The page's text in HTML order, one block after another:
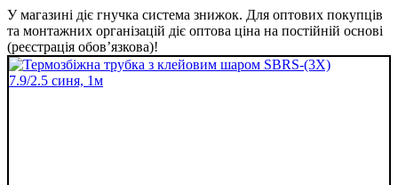
У магазині діє гнучка система знижок. Для оптових покупців
та монтажних організацій діє оптова ціна на постійній основі
(реєстрація обов’язкова)!